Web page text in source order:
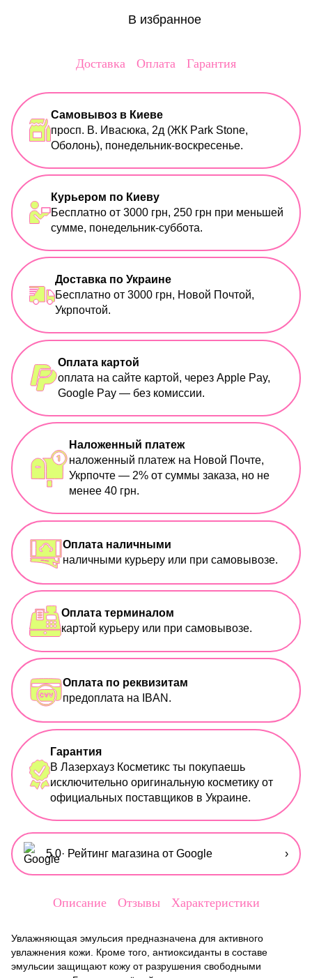
В избранное
Доставка Оплата Гарантия
Самовывоз в Киеве
просп. В. Ивасюка, 2д (ЖК Park Stone,
Оболонь), понедельник-воскресенье.
Курьером по Киеву
Бесплатно от 3000 грн, 250 грн при меньшей
сумме, понедельник-суббота.
Доставка по Украине
Бесплатно от 3000 грн, Новой Почтой,
Укрпочтой.
Оплата картой
оплата на сайте картой, через Apple Pay,
Google Pay — без комиссии.
Наложенный платеж
наложенный платеж на Новой Почте,
Укрпочте — 2% от суммы заказа, но не
менее 40 грн.
Оплата наличными
наличными курьеру или при самовывозе.
Оплата терминалом
картой курьеру или при самовывозе.
Оплата по реквизитам
предоплата на IBAN.
Гарантия
В Лазерхауз Косметикс ты покупаешь
исключительно оригинальную косметику от
официальных поставщиков в Украине.
5,0· Рейтинг магазина от Google ›
Описание Отзывы Характеристики
Увлажняющая эмульсия предназначена для активного
увлажнения кожи. Кроме того, антиоксиданты в составе
эмульсии защищают кожу от разрушения свободными